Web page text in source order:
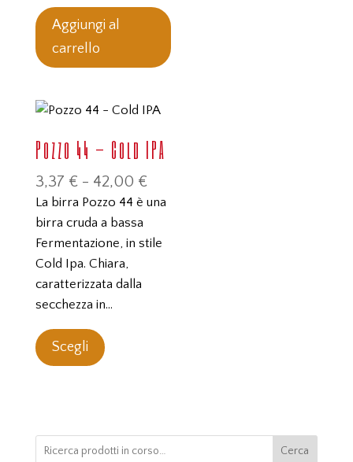
Aggiungi al
carrello
Pozzo 44 – Cold IPA
3,37 € - 42,00 €Fascia
di
da
La birra Pozzo 44 è una
birra cruda a bassa
Fermentazione, in stile
Cold Ipa. Chiara,
caratterizzata dalla
secchezza in…
Scegli
prodotto
opzioni
Cerca